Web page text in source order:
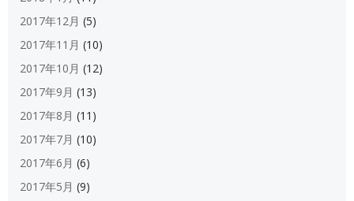
2017年12月 (5)
2017年11月 (10)
2017年10月 (12)
2017年9月 (13)
2017年8月 (11)
2017年7月 (10)
2017年6月 (6)
2017年5月 (9)